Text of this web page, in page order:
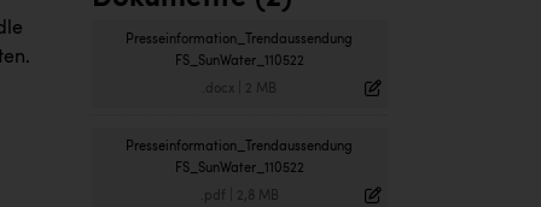
Presseinformation_Trendaussendung
FS_SunWater_110522
.docx 2 MB
Presseinformation_Trendaussendung
FS_SunWater_110522
.pdf 2,8 MB